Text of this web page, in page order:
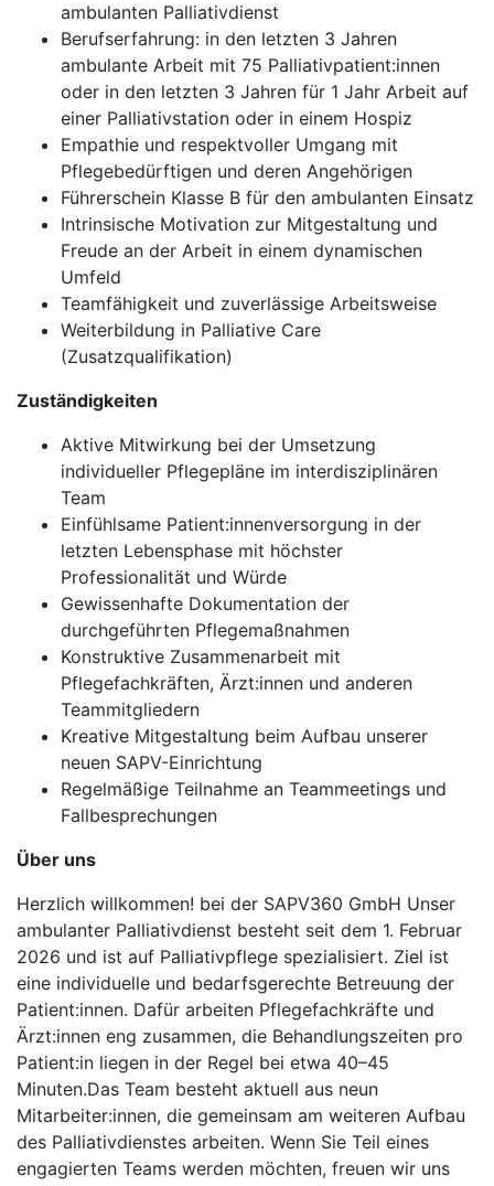
ambulanten Palliativdienst
Berufserfahrung: in den letzten 3 Jahren
ambulante Arbeit mit 75 Palliativpatient:innen
oder in den letzten 3 Jahren für 1 Jahr Arbeit auf
einer Palliativstation oder in einem Hospiz
Empathie und respektvoller Umgang mit
Pflegebedürftigen und deren Angehörigen
Führerschein Klasse B für den ambulanten Einsatz
Intrinsische Motivation zur Mitgestaltung und
Freude an der Arbeit in einem dynamischen
Umfeld
Teamfähigkeit und zuverlässige Arbeitsweise
Weiterbildung in Palliative Care
(Zusatzqualifikation)
Zuständigkeiten
Aktive Mitwirkung bei der Umsetzung
individueller Pflegepläne im interdisziplinären
Team
Einfühlsame Patient:innenversorgung in der
letzten Lebensphase mit höchster
Professionalität und Würde
Gewissenhafte Dokumentation der
durchgeführten Pflegemaßnahmen
Konstruktive Zusammenarbeit mit
Pflegefachkräften, Ärzt:innen und anderen
Teammitgliedern
Kreative Mitgestaltung beim Aufbau unserer
neuen SAPV-Einrichtung
Regelmäßige Teilnahme an Teammeetings und
Fallbesprechungen
Über uns
Herzlich willkommen! bei der SAPV360 GmbH Unser
ambulanter Palliativdienst besteht seit dem 1. Februar
2026 und ist auf Palliativpflege spezialisiert. Ziel ist
eine individuelle und bedarfsgerechte Betreuung der
Patient:innen. Dafür arbeiten Pflegefachkräfte und
Ärzt:innen eng zusammen, die Behandlungszeiten pro
Patient:in liegen in der Regel bei etwa 40–45
Minuten.Das Team besteht aktuell aus neun
Mitarbeiter:innen, die gemeinsam am weiteren Aufbau
des Palliativdienstes arbeiten. Wenn Sie Teil eines
engagierten Teams werden möchten, freuen wir uns